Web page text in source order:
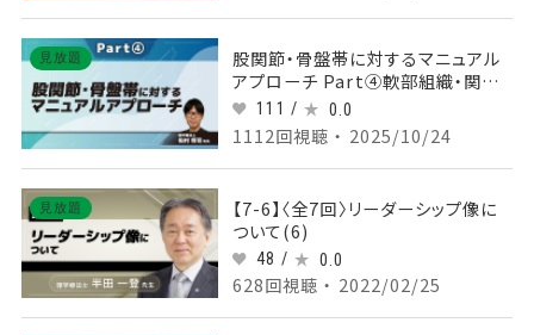
見放題
股関節・骨盤帯に対するマニュアル
アプローチ Part④軟部組織・関節
モビライゼーション～トレーニング
111 / 0.0
1112回視聴 ・ 2025/10/24
見放題
【7-6】〈全7回〉リーダーシップ像に
ついて(6)
48 / 0.0
628回視聴 ・ 2022/02/25